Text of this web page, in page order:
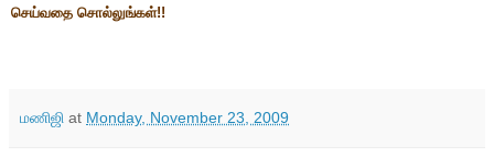
செய்வதை சொல்லுங்கள்!!
மணிஜி at Monday, November 23, 2009